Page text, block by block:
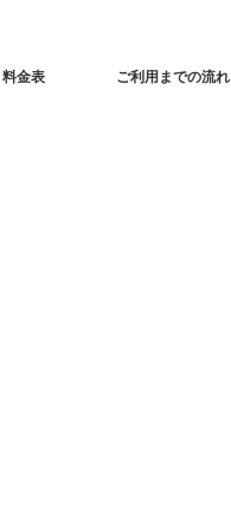
料金表 ご利用までの流れ